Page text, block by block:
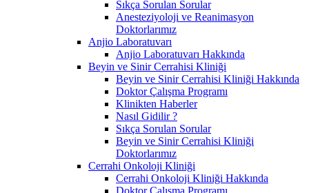
Sıkça Sorulan Sorular
Anesteziyoloji ve Reanimasyon
Doktorlarımız
Anjio Laboratuvarı
Anjio Laboratuvarı Hakkında
Beyin ve Sinir Cerrahisi Kliniği
Beyin ve Sinir Cerrahisi Kliniği Hakkında
Doktor Çalışma Programı
Klinikten Haberler
Nasıl Gidilir ?
Sıkça Sorulan Sorular
Beyin ve Sinir Cerrahisi Kliniği
Doktorlarımız
Cerrahi Onkoloji Kliniği
Cerrahi Onkoloji Kliniği Hakkında
Doktor Çalışma Programı